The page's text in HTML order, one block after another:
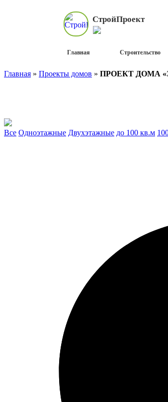
СтройПроект
Главная Строительство
Главная » Проекты домов » ПРОЕКТ ДОМА
Все Одноэтажные Двухэтажные до 100 кв.м